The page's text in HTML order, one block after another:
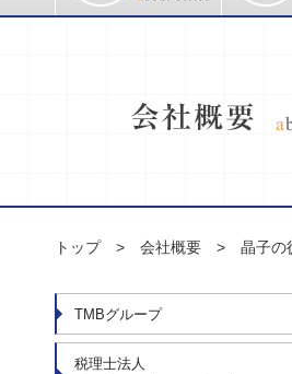
トップ 会社概要 晶子の
TMBグループ
税理士法人